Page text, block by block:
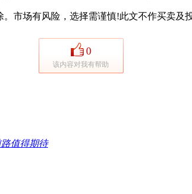
市场有风险，选择需谨慎!此文不作买卖及
0
该内容对我有帮助
值得期待